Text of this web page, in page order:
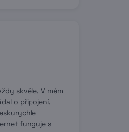
skvěle. V mém
o připojení.
funguje s